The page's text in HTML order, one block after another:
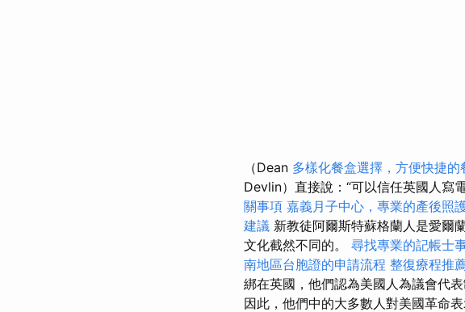
（Dean 多樣化餐盒選擇，方便快捷的
Devlin）直接說：“可以信任英國人寫
關事項 嘉義月子中心，專業的產後照
建議 新教徒阿爾斯特蘇格蘭人是愛爾
文化截然不同的。 尋找專業的記帳士
南地區台胞證的申請流程 整復療程推
綁在英國，他們認為美國人為議會代
因此，他們中的大多數人對美國革命